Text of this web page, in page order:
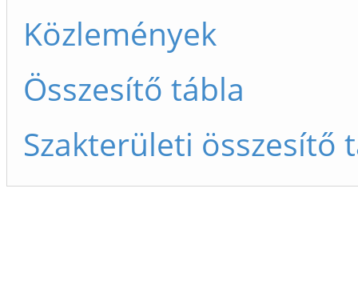
Közlemények
Összesítő tábla
Szakterületi összesítő